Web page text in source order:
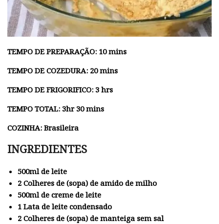
TEMPO DE PREPARAÇÃO: 10 mins
TEMPO DE COZEDURA: 20 mins
TEMPO DE FRIGORIFICO: 3 hrs
TEMPO TOTAL: 3hr 30 mins
COZINHA: Brasileira
INGREDIENTES
500ml de leite
2 Colheres de (sopa) de amido de milho
500ml de creme de leite
1 Lata de leite condensado
2 Colheres de (sopa) de manteiga sem sal